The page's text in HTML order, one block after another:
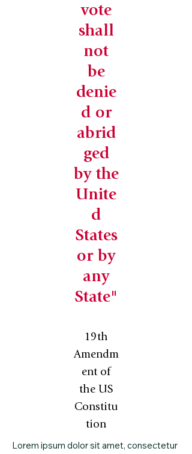
vote
shall
not
be
denie
d or
abrid
ged
by the
Unite
d
States
or by
any
State"
19th
Amendm
ent of
the US
Constitu
tion
Lorem ipsum dolor sit amet, consectetur